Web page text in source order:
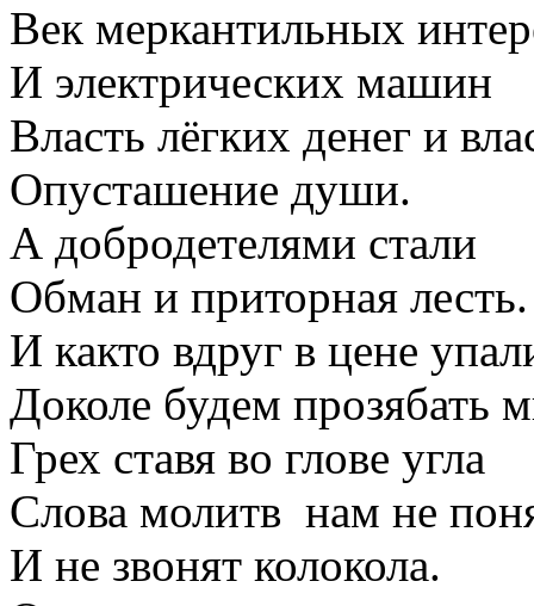
Век меркантильных
И электрических машин
Власть лёгких денег и
Опусташение души.
А добродетелями стали
Обман и приторная лесть.
И както вдруг в цене
Доколе будем прозябать
Грех ставя во глове угла
Слова молитв нам не
И не звонят колокола.